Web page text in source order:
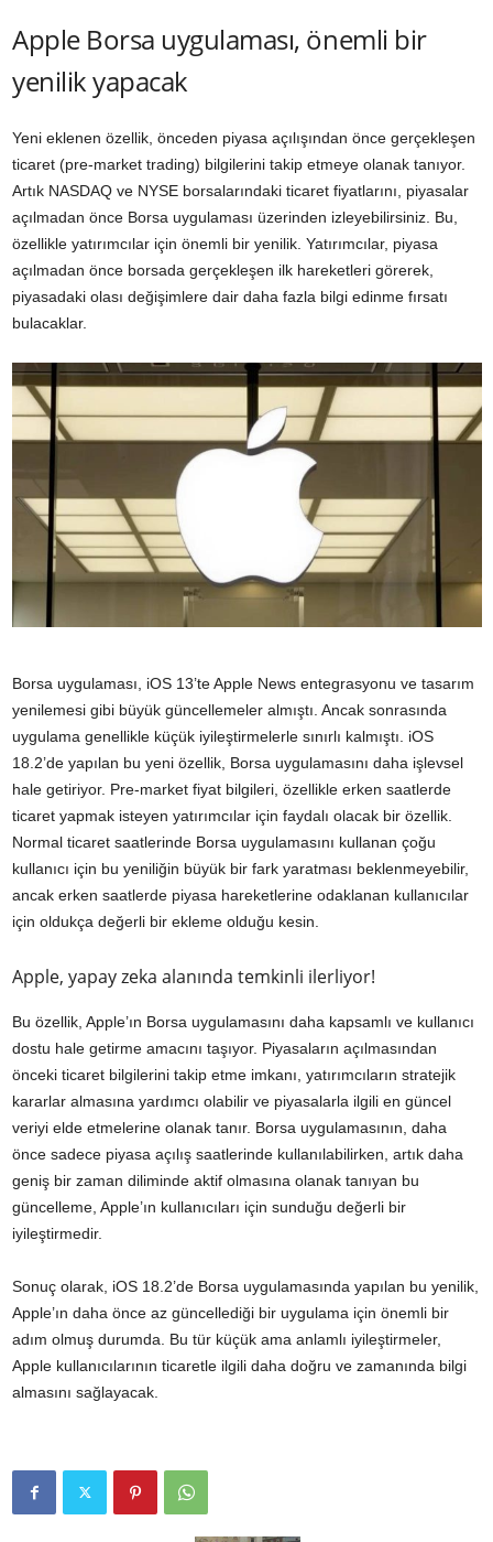
Apple Borsa uygulaması, önemli bir
yenilik yapacak
Yeni eklenen özellik, önceden piyasa açılışından önce gerçekleşen
ticaret (pre-market trading) bilgilerini takip etmeye olanak tanıyor.
Artık NASDAQ ve NYSE borsalarındaki ticaret fiyatlarını, piyasalar
açılmadan önce Borsa uygulaması üzerinden izleyebilirsiniz. Bu,
özellikle yatırımcılar için önemli bir yenilik. Yatırımcılar, piyasa
açılmadan önce borsada gerçekleşen ilk hareketleri görerek,
piyasadaki olası değişimlere dair daha fazla bilgi edinme fırsatı
bulacaklar.
Borsa uygulaması, iOS 13’te Apple News entegrasyonu ve tasarım
yenilemesi gibi büyük güncellemeler almıştı. Ancak sonrasında
uygulama genellikle küçük iyileştirmelerle sınırlı kalmıştı. iOS
18.2’de yapılan bu yeni özellik, Borsa uygulamasını daha işlevsel
hale getiriyor. Pre-market fiyat bilgileri, özellikle erken saatlerde
ticaret yapmak isteyen yatırımcılar için faydalı olacak bir özellik.
Normal ticaret saatlerinde Borsa uygulamasını kullanan çoğu
kullanıcı için bu yeniliğin büyük bir fark yaratması beklenmeyebilir,
ancak erken saatlerde piyasa hareketlerine odaklanan kullanıcılar
için oldukça değerli bir ekleme olduğu kesin.
Apple, yapay zeka alanında temkinli ilerliyor!
Bu özellik, Apple’ın Borsa uygulamasını daha kapsamlı ve kullanıcı
dostu hale getirme amacını taşıyor. Piyasaların açılmasından
önceki ticaret bilgilerini takip etme imkanı, yatırımcıların stratejik
kararlar almasına yardımcı olabilir ve piyasalarla ilgili en güncel
veriyi elde etmelerine olanak tanır. Borsa uygulamasının, daha
önce sadece piyasa açılış saatlerinde kullanılabilirken, artık daha
geniş bir zaman diliminde aktif olmasına olanak tanıyan bu
güncelleme, Apple’ın kullanıcıları için sunduğu değerli bir
iyileştirmedir.
Sonuç olarak, iOS 18.2’de Borsa uygulamasında yapılan bu yenilik,
Apple’ın daha önce az güncellediği bir uygulama için önemli bir
adım olmuş durumda. Bu tür küçük ama anlamlı iyileştirmeler,
Apple kullanıcılarının ticaretle ilgili daha doğru ve zamanında bilgi
almasını sağlayacak.